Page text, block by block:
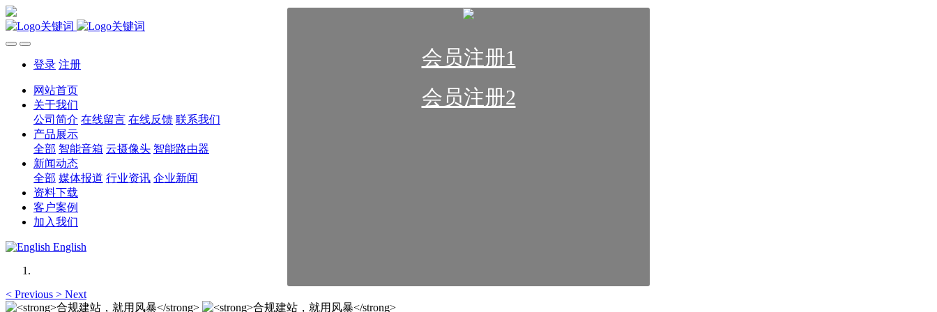
会员注册1
会员注册2
登录 注册
网站首页
关于我们
公司简介 在线留言 在线反馈 联系我们
产品展示
全部 智能音箱 云摄像头 智能路由器
新闻动态
全部 媒体报道 行业资讯 企业新闻
资料下载
客户案例
加入我们
English
< Previous > Next